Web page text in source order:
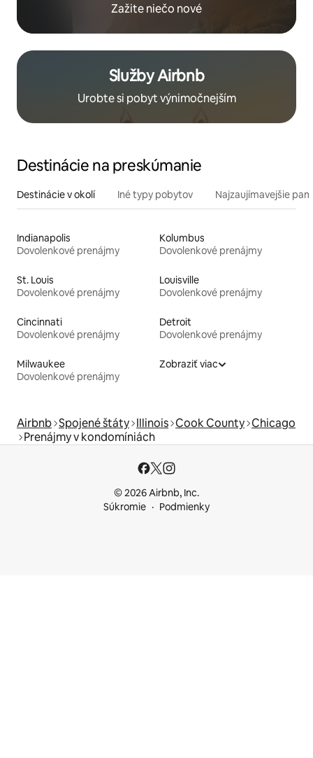
Zažite niečo nové
Služby Airbnb
Urobte si pobyt výnimočnejším
Destinácie na preskúmanie
Destinácie v okolí Iné typy pobytov Najzaujímavejšie
Indianapolis
Dovolenkové prenájmy
Kolumbus
Dovolenkové prenájmy
St. Louis
Dovolenkové prenájmy
Louisville
Dovolenkové prenájmy
Cincinnati
Dovolenkové prenájmy
Detroit
Dovolenkové prenájmy
Milwaukee
Dovolenkové prenájmy
Zobraziť viac
Airbnb Spojené štáty Illinois Cook County Chicago
Prenájmy v kondomíniách
© 2026 Airbnb, Inc.
Súkromie
Podmienky